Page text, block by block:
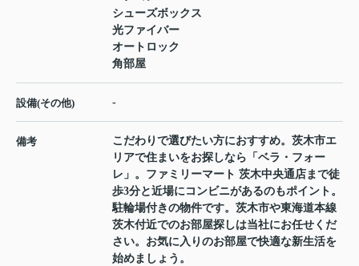
シューズボックス
光ファイバー
オートロック
角部屋
設備(その他) -
備考
こだわりで選びたい方におすすめ。茨木市エ
リアで住まいをお探しなら「ベラ・フォー
レ」。ファミリーマート 茨木中央通店まで徒
歩3分と近場にコンビニがあるのもポイント。
駐輪場付きの物件です。茨木市や東海道本線
茨木付近でのお部屋探しは当社にお任せくだ
さい。お気に入りのお部屋で快適な新生活を
始めましょう。